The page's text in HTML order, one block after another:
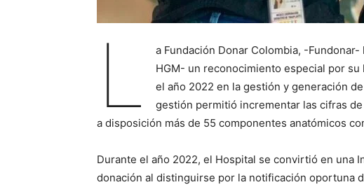
L
a Fundación Donar Colombia, -
HGM- un reconocimiento especial por
el año 2022 en la gestión y generación
gestión permitió incrementar las cifras
a disposición más de 55 componentes anatómicos
Durante el año 2022, el Hospital se convirtió en una
donación al distinguirse por la notificación oportuna